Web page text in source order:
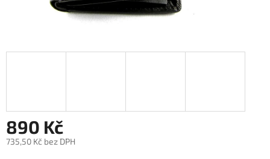
890 Kč
735,50 Kč bez DPH